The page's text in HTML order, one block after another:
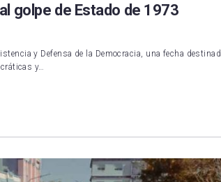
golpe de Estado de 1973
y Defensa de la Democracia, una fecha
y…